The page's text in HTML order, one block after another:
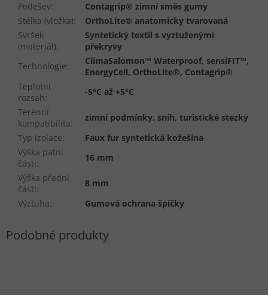
Podešev:
Contagrip® zimní směs gumy
Stélka (vložka):
OrthoLite® anatomicky tvarovaná
Svršek
(materiál):
Syntetický textil s vyztuženými
překryvy
Technologie:
ClimaSalomon™ Waterproof, sensiFIT™,
EnergyCell, OrthoLite®, Contagrip®
Teplotní
rozsah:
-5°C až +5°C
Terénní
kompatibilita:
zimní podmínky, sníh, turistické stezky
Typ izolace:
Faux fur syntetická kožešina
Výška patní
části:
16 mm
Výška přední
části:
8 mm
Výztuha: Gumová ochrana špičky